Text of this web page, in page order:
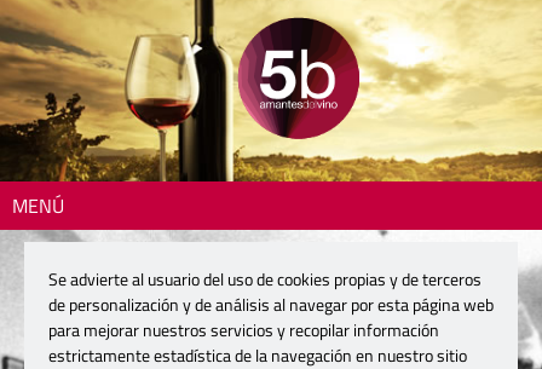
MENÚ
Se advierte al usuario del uso de cookies propias y de terceros
de personalización y de análisis al navegar por esta página web
para mejorar nuestros servicios y recopilar información
estrictamente estadística de la navegación en nuestro sitio